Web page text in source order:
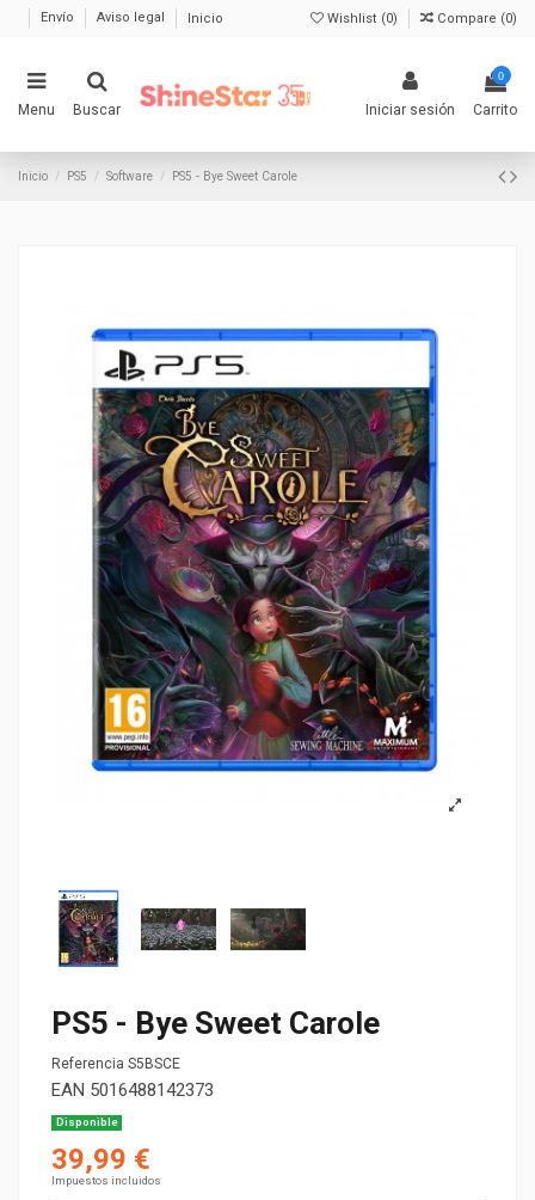
Envío Aviso legal Inicio Wishlist (0) Compare (0)
Menu Buscar Iniciar sesión
0
Carrito
Inicio PS5 Software PS5 - Bye Sweet Carole
PS5 - Bye Sweet Carole
Referencia S5BSCE
EAN 5016488142373
Disponible
39,99 €
Impuestos incluidos